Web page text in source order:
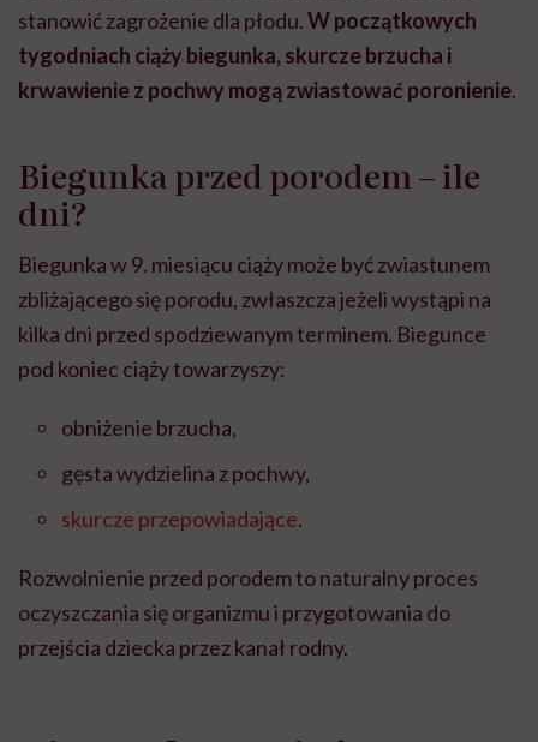
stanowić zagrożenie dla płodu.W początkowych
tygodniach ciąży biegunka, skurcze brzucha i
krwawienie z pochwy mogą zwiastować poronienie.
Biegunka przed porodem – ile
dni?
Biegunka w 9. miesiącu ciąży może być zwiastunem
zbliżającego się porodu, zwłaszcza jeżeli wystąpi na
kilka dni przed spodziewanym terminem. Biegunce
pod koniec ciąży towarzyszy:
obniżenie brzucha,
gęsta wydzielina z pochwy,
skurcze przepowiadające.
Rozwolnienie przed porodem to naturalny proces
oczyszczania się organizmu i przygotowania do
przejścia dziecka przez kanał rodny.